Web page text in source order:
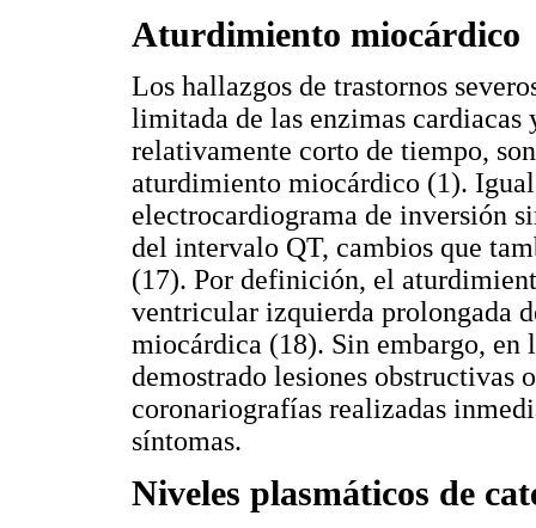
Aturdimiento miocárdico
Los hallazgos de trastornos
limitada de las enzimas
relativamente corto de tiempo,
aturdimiento miocárdico (1).
electrocardiograma de inversión
del intervalo QT, cambios que
(17). Por definición, el
ventricular izquierda prolongada
miocárdica (18). Sin embargo, en
demostrado lesiones
coronariografías realizadas
síntomas.
Niveles plasmáticos de